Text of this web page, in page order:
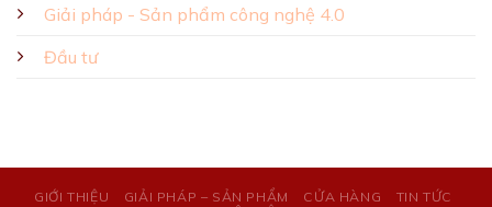
Giải pháp - Sản phẩm công nghệ 4.0
Đầu tư
GIỚI THIỆU GIẢI PHÁP – SẢN PHẨM CỬA HÀNG
TIN TỨC